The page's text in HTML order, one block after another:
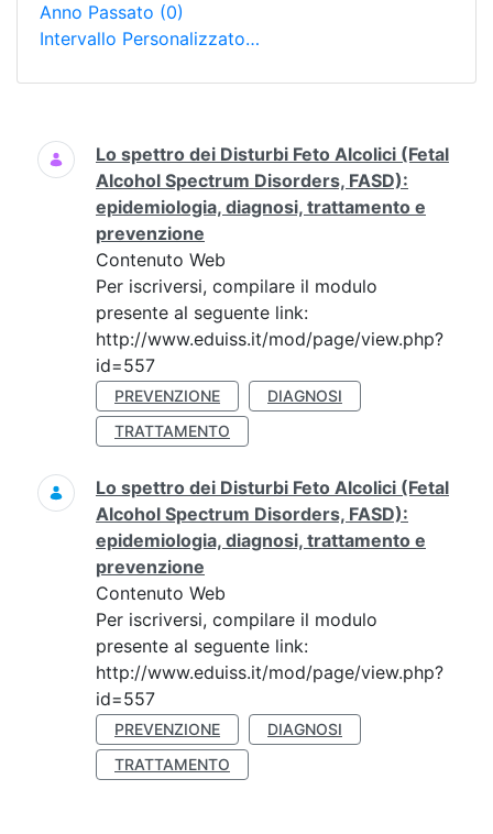
Anno Passato (0)
Intervallo Personalizzato…
Ricerca
Lo spettro dei Disturbi Feto Alcolici (Fetal
Alcohol Spectrum Disorders, FASD):
epidemiologia, diagnosi, trattamento e
prevenzione
Contenuto Web
Per iscriversi, compilare il modulo
presente al seguente link:
http://www.eduiss.it/mod/page/view.php?
id=557
PREVENZIONE
DIAGNOSI
TRATTAMENTO
Lo spettro dei Disturbi Feto Alcolici (Fetal
Alcohol Spectrum Disorders, FASD):
epidemiologia, diagnosi, trattamento e
prevenzione
Contenuto Web
Per iscriversi, compilare il modulo
presente al seguente link:
http://www.eduiss.it/mod/page/view.php?
id=557
PREVENZIONE
DIAGNOSI
TRATTAMENTO